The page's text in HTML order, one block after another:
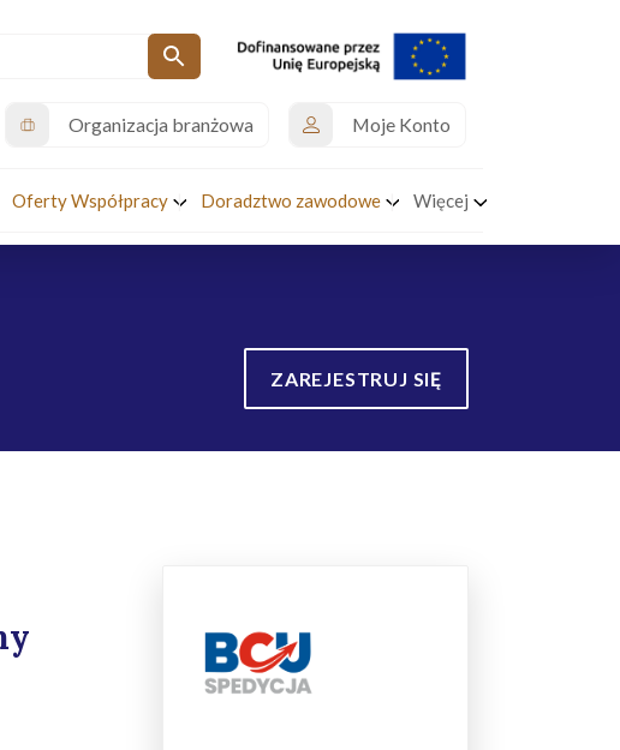
Organizacja branżowa Moje Konto
Oferty Współpracy Doradztwo zawodowe Więcej
ZAREJESTRUJ SIĘ